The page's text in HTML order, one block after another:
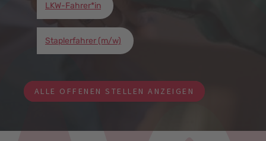
LKW-Fahrer*in
Staplerfahrer (m/w)
ALLE OFFENEN STELLEN ANZEIGEN